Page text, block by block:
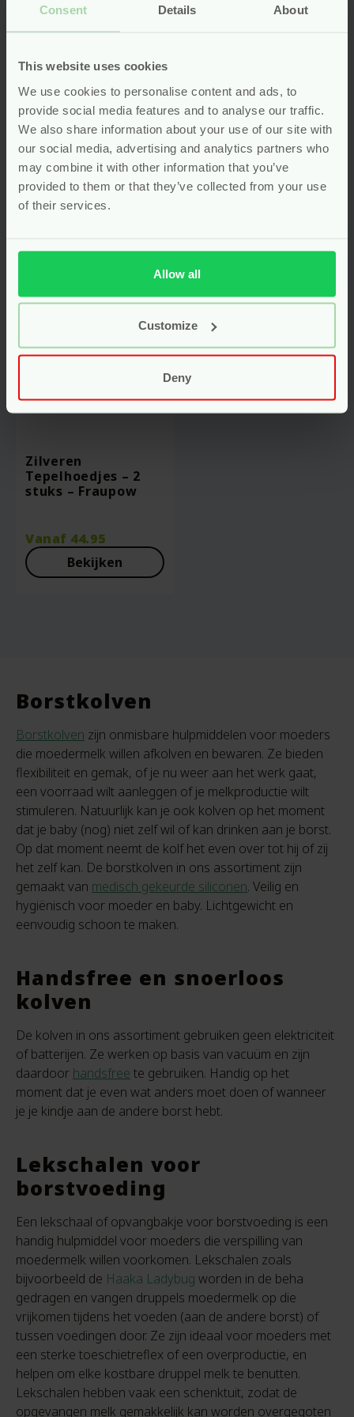
Consent Details About
This website uses cookies
We use cookies to personalise content and ads, to
provide social media features and to analyse our traffic.
We also share information about your use of our site with
our social media, advertising and analytics partners who
may combine it with other information that you’ve
provided to them or that they’ve collected from your use
of their services.
Allow all
Customize
Deny
Tepelhoedjes met
bewaardoosje (18
mm) – Haakaa
Van16.95Oorspronkelijke
prijs
was:
€16.95.
12.71
Huidige
prijs
is:
Bekijken
mm) – Haakaa
Van16.95
prijs
was:
€16.95.
8.48
Huidige
prijs Bekijken
Zilveren
Tepelhoedjes – 2
stuks – Fraupow
Vanaf 44.95
Bekijken
Borstkolven
Borstkolven zijn onmisbare hulpmiddelen voor moeders
die moedermelk willen afkolven en bewaren. Ze bieden
flexibiliteit en gemak, of je nu weer aan het werk gaat,
een voorraad wilt aanleggen of je melkproductie wilt
stimuleren. Natuurlijk kan je ook kolven op het moment
dat je baby (nog) niet zelf wil of kan drinken aan je borst.
Op dat moment neemt de kolf het even over tot hij of zij
het zelf kan. De borstkolven in ons assortiment zijn
gemaakt van medisch gekeurde siliconen. Veilig en
hygiënisch voor moeder en baby. Lichtgewicht en
eenvoudig schoon te maken.
Handsfree en snoerloos
kolven
De kolven in ons assortiment gebruiken geen elektriciteit
of batterijen. Ze werken op basis van vacuüm en zijn
daardoor handsfree te gebruiken. Handig op het
moment dat je even wat anders moet doen of wanneer
je je kindje aan de andere borst hebt.
Lekschalen voor
borstvoeding
Een lekschaal of opvangbakje voor borstvoeding is een
handig hulpmiddel voor moeders die verspilling van
moedermelk willen voorkomen. Lekschalen zoals
bijvoorbeeld de Haaka Ladybug worden in de beha
gedragen en vangen druppels moedermelk op die
vrijkomen tijdens het voeden (aan de andere borst) of
tussen voedingen door. Ze zijn ideaal voor moeders met
een sterke toeschietreflex of een overproductie, en
helpen om elke kostbare druppel melk te benutten.
Lekschalen hebben vaak een schenktuit, zodat de
opgevangen melk gemakkelijk kan worden overgegoten